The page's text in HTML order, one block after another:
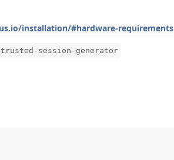
installation/#hardware-requirements
session-generator